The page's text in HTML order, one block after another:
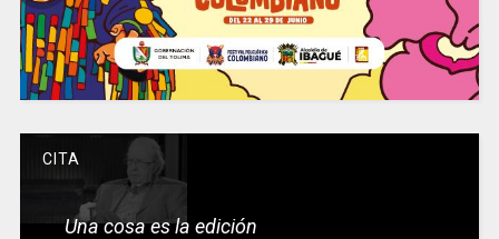
CITA
Una cosa es la edición